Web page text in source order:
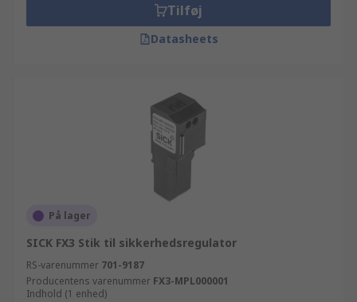
Tilføj
Datasheets
På lager
SICK FX3 Stik til sikkerhedsregulator
RS-varenummer 701-9187
Producentens varenummer FX3-MPL000001
Indhold (1 enhed)